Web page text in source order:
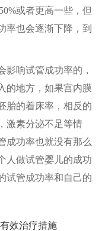
或者更高一些，但
率也会逐渐下降，到
响试管成功率的，
的地方，如果宫内膜
胎的着床率，相反的
激素分泌不足等情
成功率也就没有那么
人做试管婴儿的成功
试管成功率和自己的
效治疗措施